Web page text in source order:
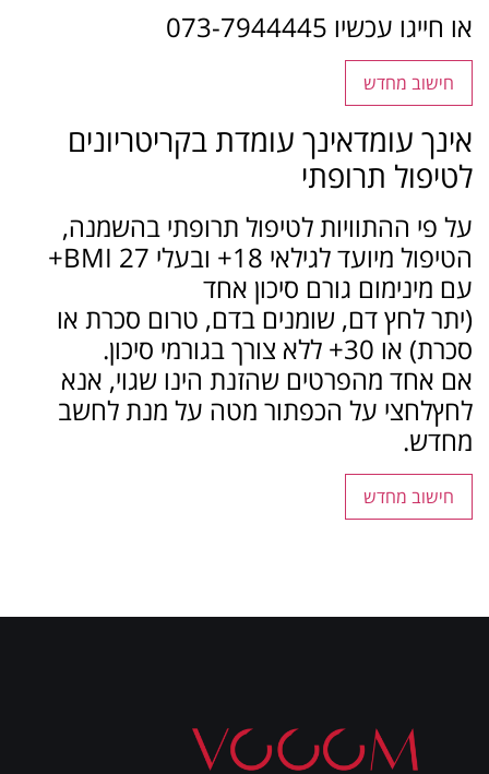
או חייגו עכשיו 073-7944445
חישוב מחדש
אינך עומדאינך עומדת בקריטריונים
לטיפול תרופתי
על פי ההתוויות לטיפול תרופתי בהשמנה,
הטיפול מיועד לגילאי 18+ ובעלי BMI 27+
עם מינימום גורם סיכון אחד
(יתר לחץ דם, שומנים בדם, טרום סכרת או
סכרת) או 30+ ללא צורך בגורמי סיכון.
אם אחד מהפרטים שהזנת הינו שגוי, אנא
לחץלחצי על הכפתור מטה על מנת לחשב
מחדש.
חישוב מחדש